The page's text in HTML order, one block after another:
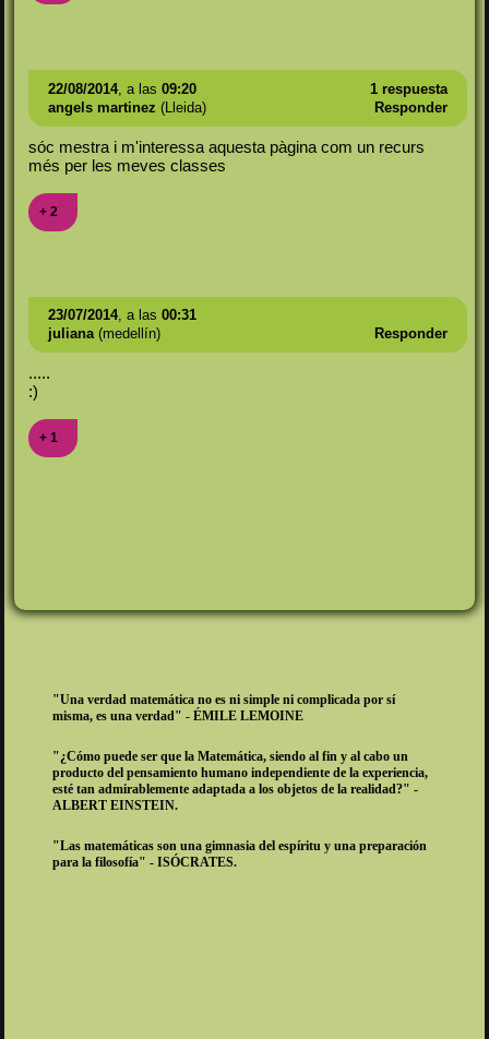
22/08/2014, a las 09:20
1 respuesta
angels martinez (Lleida) Responder
sóc mestra i m'interessa aquesta pàgina com un recurs
més per les meves classes
+ 2
23/07/2014, a las 00:31
juliana(medellín) Responder
.....
:)
+ 1
"Una verdad matemática no es ni simple ni complicada por sí
misma, es una verdad" - ÉMILE LEMOINE
"¿Cómo puede ser que la Matemática, siendo al fin y al cabo un
producto del pensamiento humano independiente de la experiencia,
esté tan admirablemente adaptada a los objetos de la realidad?" -
ALBERT EINSTEIN.
"Las matemáticas son una gimnasia del espíritu y una preparación
para la filosofía" - ISÓCRATES.